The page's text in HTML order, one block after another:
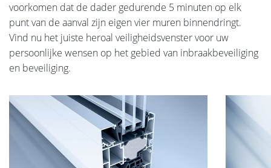
voorkomen dat de dader gedurende 5 minuten op elk
punt van de aanval zijn eigen vier muren binnendringt.
Vind nu het juiste heroal veiligheidsvenster voor uw
persoonlijke wensen op het gebied van inbraakbeveiliging
en beveiliging.